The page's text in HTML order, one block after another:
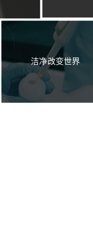
洁净改变世界